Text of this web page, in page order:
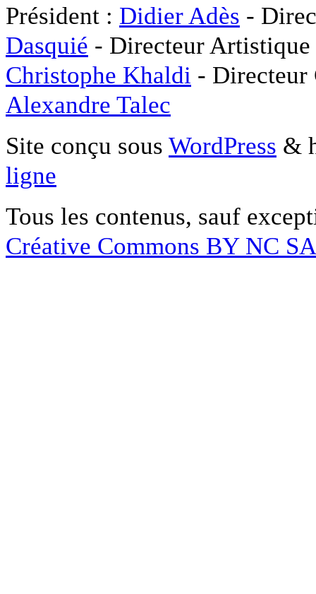
Président : Didier Adès -
Dasquié - Directeur
Christophe Khaldi -
Alexandre Talec
Site conçu sous WordPress &
ligne
Tous les contenus, sauf
Créative Commons BY NC SA